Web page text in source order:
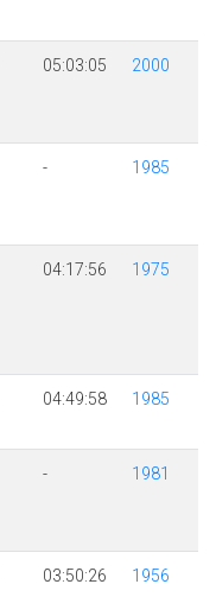
05:03:05 2000
- 1985
04:17:56 1975
04:49:58 1985
- 1981
03:50:26 1956